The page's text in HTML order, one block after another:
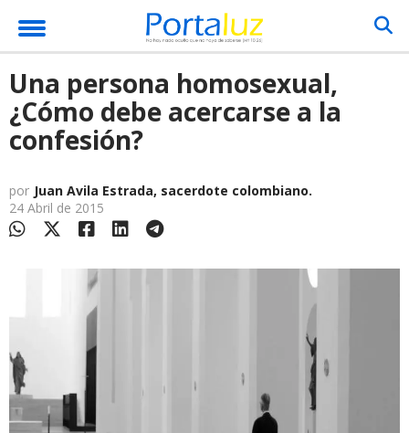
Una persona homosexual,
¿Cómo debe acercarse a la
confesión?
por Juan Avila Estrada, sacerdote colombiano.
24 Abril de 2015